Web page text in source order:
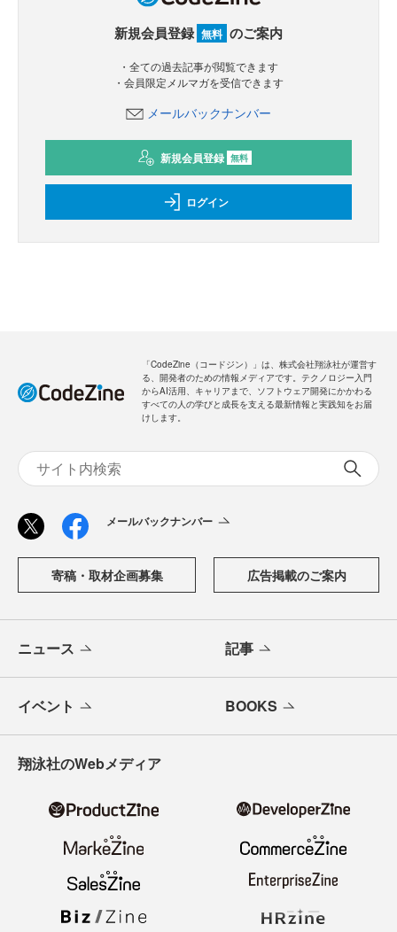
新規会員登録 無料 のご案内
・全ての過去記事が閲覧できます
・会員限定メルマガを受信できます
メールバックナンバー
新規会員登録 無料
ログイン
「CodeZine（コードジン）」は、株式会社翔泳社が運営す
る、開発者のための情報メディアです。テクノロジー入門
からAI活用、キャリアまで、ソフトウェア開発にかかわる
すべての人の学びと成長を支える最新情報と実践知をお届
けします。
メールバックナンバー
寄稿・取材企画募集 広告掲載のご案内
ニュース 記事
イベント BOOKS
翔泳社のWebメディア